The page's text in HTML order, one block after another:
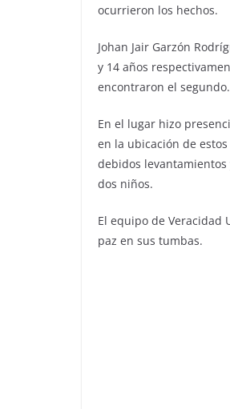
ocurrieron los hechos.
Johan Jair Garzón
y 14 años
encontraron el segundo.
En el lugar hizo
en la ubicación de
debidos
dos niños.
El equipo de Veracidad
paz en sus tumbas.